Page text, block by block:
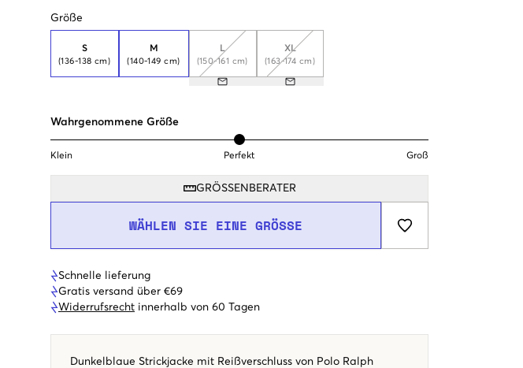
Größe
S
(136-138 cm)
M
(140-149 cm)
L
(150-161 cm)
XL
(163-174 cm)
Wahrgenommene Größe
Klein Perfekt Groß
GRÖSSENBERATER
WÄHLEN SIE EINE GRÖSSE
Schnelle lieferung
Gratis versand über €69
Widerrufsrecht innerhalb von 60 Tagen
Dunkelblaue Strickjacke mit Reißverschluss von Polo Ralph